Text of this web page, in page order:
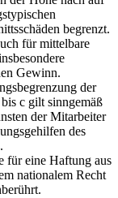
begrenzt.
für mittelbare
Gewinn.
der
c gilt sinngemäß
der Mitarbeiter
des
für eine Haftung aus
nationalem Recht